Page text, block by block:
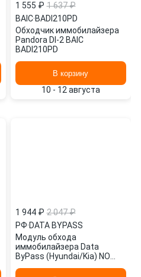
1 555 ₽ 1 637 ₽
BAIC·BADI210PD
Обходчик иммобилайзера
Pandora DI-2 BAIC
BADI210PD
В корзину
10 - 12 августа
1 944 ₽ 2 047 ₽
РФ·DATA BYPASS
Модуль обхода
иммобилайзера Data
ByPass (Hyundai/Kia) NO